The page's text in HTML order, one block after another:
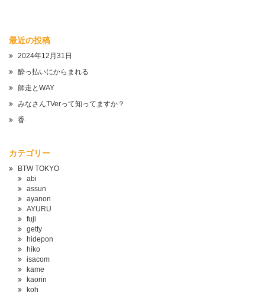
最近の投稿
2024年12月31日
酔っ払いにからまれる
師走とWAY
みなさんTVerって知ってますか？
香
カテゴリー
BTW TOKYO
abi
assun
ayanon
AYURU
fuji
getty
hidepon
hiko
isacom
kame
kaorin
koh